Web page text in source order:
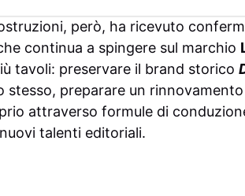
però, ha ricevuto
continua a spingere sul marchio
tavoli: preservare il brand storico
stesso, preparare un
attraverso formule di
talenti editoriali.